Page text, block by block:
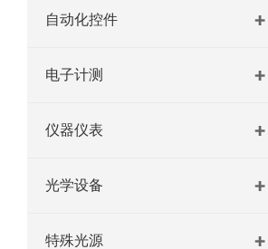
自动化控件
电子计测
仪器仪表
光学设备
特殊光源